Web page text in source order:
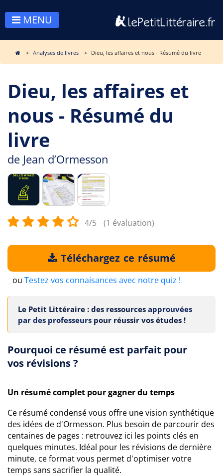
MENU
Analyses de livres Dieu, les affaires et nous - Résumé du livre
Dieu, les affaires et
nous - Résumé du
livre
de Jean d’Ormesson
4/5 (1 évaluation)
Téléchargez ce résumé
ou Testez vos connaisances avec notre quiz !
Le Petit Littéraire : des ressources approuvées
par des professeurs pour réussir vos études !
Pourquoi ce résumé est parfait pour
vos révisions ?
Un résumé complet pour gagner du temps
Ce résumé condensé vous offre une vision synthétique
des idées de d'Ormesson. Plus besoin de parcourir des
centaines de pages : retrouvez ici les points clés en
quelques minutes. Idéal pour les révisions de dernière
minute, ce format vous permet d'optimiser votre
temps sans sacrifier la qualité.